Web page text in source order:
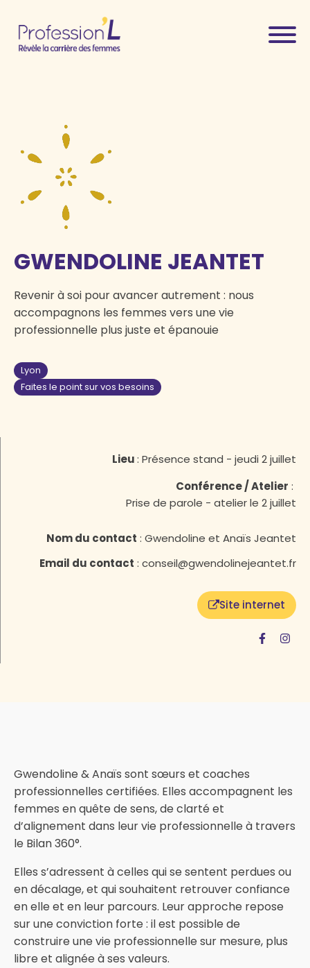
GWENDOLINE JEANTET
Revenir à soi pour avancer autrement : nous
accompagnons les femmes vers une vie
professionnelle plus juste et épanouie
Lyon
Faites le point sur vos besoins
Lieu: Présence stand - jeudi 2 juillet
Conférence / Atelier :
Prise de parole - atelier le 2 juillet
Nom du contact : Gwendoline et Anaïs Jeantet
Email du contact : conseil@gwendolinejeantet.fr
Site internet
Gwendoline & Anaïs sont sœurs et coaches
professionnelles certifiées. Elles accompagnent les
femmes en quête de sens, de clarté et
d’alignement dans leur vie professionnelle à travers
le Bilan 360°.
Elles s’adressent à celles qui se sentent perdues ou
en décalage, et qui souhaitent retrouver confiance
en elle et en leur parcours. Leur approche repose
sur une conviction forte : il est possible de
construire une vie professionnelle sur mesure, plus
libre et alignée à ses valeurs.